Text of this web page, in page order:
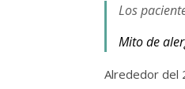
Los
Mito de
Alrededor del